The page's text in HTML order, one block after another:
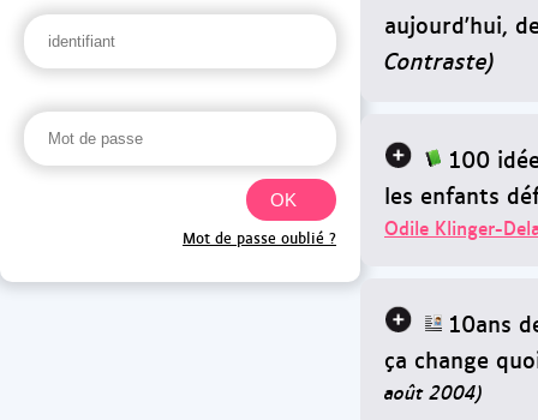
aujourd'hui,
Contraste)
100
les enfants
Odile Klinger-
10ans
ça change
août 2004)
Mot de passe oublié ?